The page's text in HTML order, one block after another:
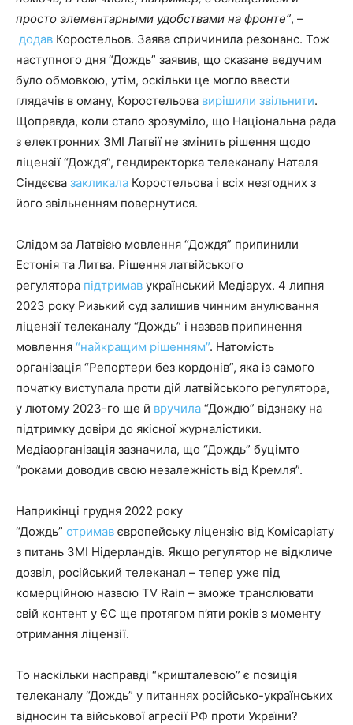
просто элементарными удобствами на фронте”, –
додав Коростельов. Заява спричинила резонанс. Тож
наступного дня “Дождь” заявив, що сказане ведучим
було обмовкою, утім, оскільки це могло ввести
глядачів в оману, Коростельова вирішили звільнити.
Щоправда, коли стало зрозуміло, що Національна рада
з електронних ЗМІ Латвії не змінить рішення щодо
ліцензії “Дождя”, гендиректорка телеканалу Наталя
Сіндєєва закликала Коростельова і всіх незгодних з
його звільненням повернутися.
Слідом за Латвією мовлення “Дождя” припинили
Естонія та Литва. Рішення латвійського
регулятора підтримав український Медіарух. 4 липня
2023 року Ризький суд залишив чинним анулювання
ліцензії телеканалу “Дождь” і назвав припинення
мовлення “найкращим рішенням”. Натомість
організація “Репортери без кордонів”, яка із самого
початку виступала проти дій латвійського регулятора,
у лютому 2023-го ще й вручила “Дождю” відзнаку на
підтримку довіри до якісної журналістики.
Медіаорганізація зазначила, що “Дождь” буцімто
“роками доводив свою незалежність від Кремля”.
Наприкінці грудня 2022 року
“Дождь” отримав європейську ліцензію від Комісаріату
з питань ЗМІ Нідерландів. Якщо регулятор не відкличе
дозвіл, російський телеканал – тепер уже під
комерційною назвою TV Rain – зможе транслювати
свій контент у ЄС ще протягом п’яти років з моменту
отримання ліцензії.
То наскільки насправді “кришталевою” є позиція
телеканалу “Дождь” у питаннях російсько-українських
відносин та військової агресії РФ проти України?